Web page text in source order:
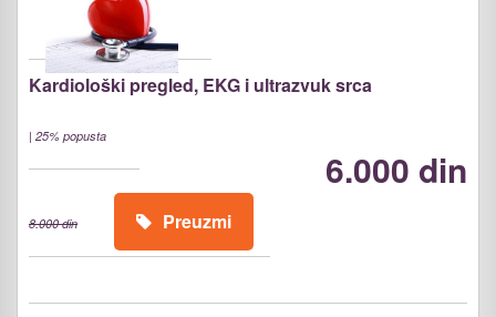
Kardiološki pregled, EKG i ultrazvuk srca
| 25% popusta
6.000 din
8.000 din Preuzmi